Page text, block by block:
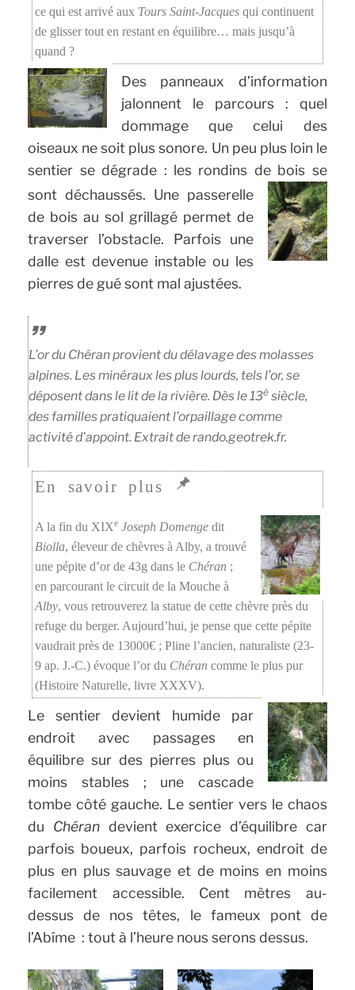
ce qui est arrivé aux Tours Saint-Jacques qui continuent
de glisser tout en restant en équilibre… mais jusqu’à
quand ?
Des panneaux d’information
jalonnent le parcours : quel
dommage que celui des
oiseaux ne soit plus sonore. Un peu plus loin le
sentier se dégrade : les rondins de bois se
sont déchaussés. Une passerelle
de bois au sol grillagé permet de
traverser l’obstacle. Parfois une
dalle est devenue instable ou les
pierres de gué sont mal ajustées.
L’or du Chéran provient du délavage des molasses
alpines. Les minéraux les plus lourds, tels l’or, se
déposent dans le lit de la rivière. Dès le 13è siècle,
des familles pratiquaient l’orpaillage comme
activité d’appoint. Extrait de rando.geotrek.fr.
A la fin du XIXe Joseph Domenge dit
Biolla, éleveur de chèvres à Alby, a trouvé
une pépite d’or de 43g dans le Chéran ;
en parcourant le circuit de la Mouche à
Alby, vous retrouverez la statue de cette chèvre près du
refuge du berger. Aujourd’hui, je pense que cette pépite
vaudrait près de 13000€ ; Pline l’ancien, naturaliste (23-
9 ap. J.-C.) évoque l’or du Chéran comme le plus pur
(Histoire Naturelle, livre XXXV).
Le sentier devient humide par
endroit avec passages en
équilibre sur des pierres plus ou
moins stables ; une cascade
tombe côté gauche. Le sentier vers le chaos
du Chérandevient exercice d’équilibre car
parfois boueux, parfois rocheux, endroit de
plus en plus sauvage et de moins en moins
facilement accessible. Cent mètres au-
dessus de nos têtes, le fameux pont de
l’Abîme : tout à l’heure nous serons dessus.